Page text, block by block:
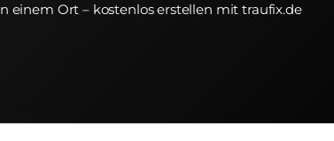
einem Ort – kostenlos erstellen mit traufix.de